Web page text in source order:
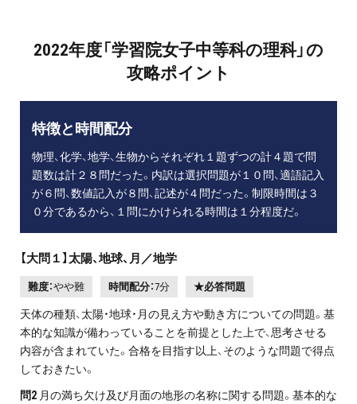
2022年度「学習院女子中等科の理科」の
攻略ポイント
特徴と時間配分
物理、化学、地学、生物からそれぞれ１題ずつの計４題で問
題数は計２８問だった。内訳は選択問題が１０問、適語記入
が６問、数値記入が８問、記述が４問だった。制限時間は３
０分であるから、１問にかけられる時間は１分程度だ。
【大問１】太陽、地球、月／地学
難度：やや難 時間配分：7分 ★必答問題
天体の種類、太陽・地球・月の見え方や動き方についての問題。基
本的な知識が備わっていることを前提とした上で、思考させる
内容が含まれていた。合格を目指す以上、そのような問題で得点
しておきたい。
問2 月の満ち欠け及び月面の地形の名称に関する問題。基本的な